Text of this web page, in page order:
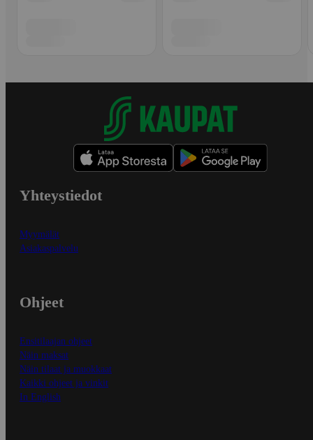
Yhteystiedot
Myymälät
Asiakaspalvelu
Ohjeet
Ensitilaajan ohjeet
Näin maksat
Näin tilaat ja muokkaat
Kaikki ohjeet ja vinkit
In English